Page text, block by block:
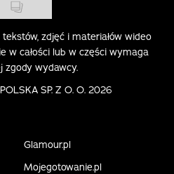
zdjęć i materiałów wideo
w całości lub w części wymaga
zgody wydawcy.
SP. Z O. O. 2026
Glamour.pl
Mojegotowanie.pl